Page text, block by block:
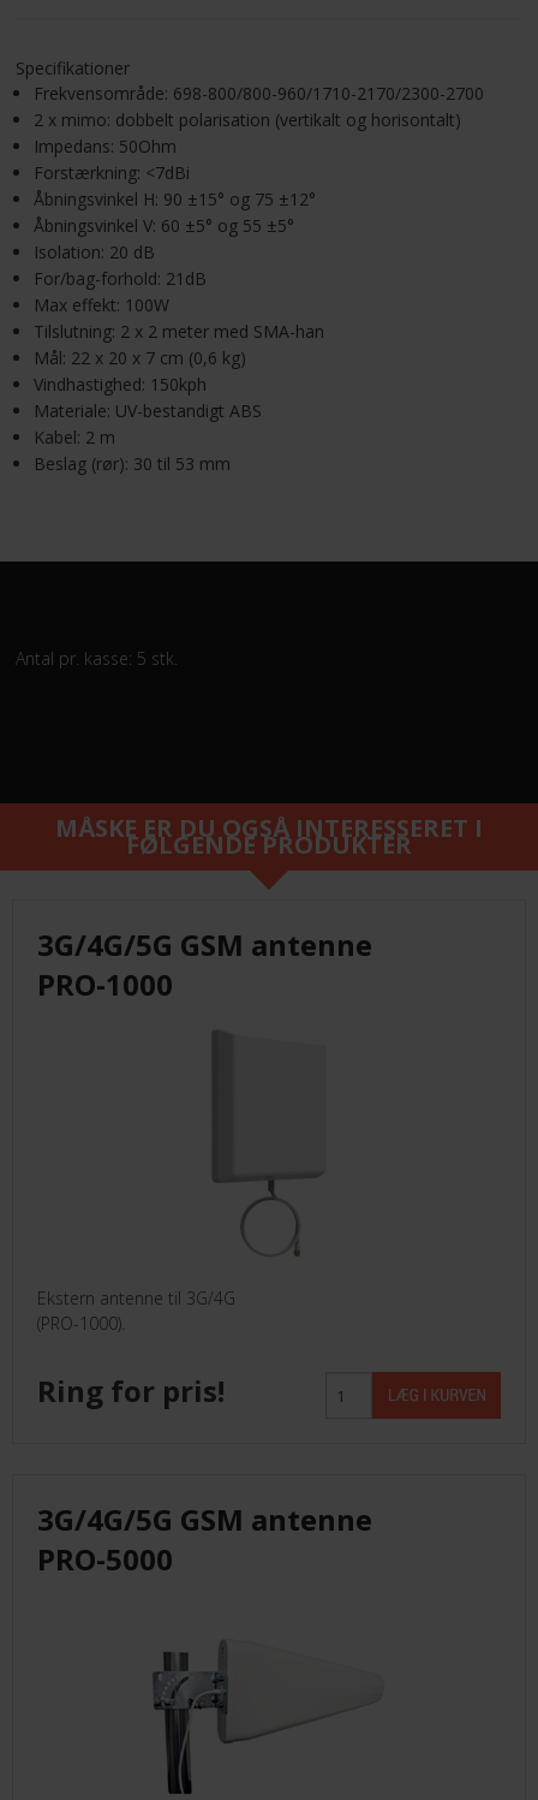
Specifikationer
Frekvensområde: 698-800/800-960/1710-2170/2300-2700
2 x mimo: dobbelt polarisation (vertikalt og horisontalt)
Impedans: 50Ohm
Forstærkning: <7dBi
Åbningsvinkel H: 90 ±15° og 75 ±12°
Åbningsvinkel V: 60 ±5° og 55 ±5°
Isolation: 20 dB
For/bag-forhold: 21dB
Max effekt: 100W
Tilslutning: 2 x 2 meter med SMA-han
Mål: 22 x 20 x 7 cm (0,6 kg)
Vindhastighed: 150kph
Materiale: UV-bestandigt ABS
Kabel: 2 m
Beslag (rør): 30 til 53 mm
Antal pr. kasse: 5 stk.
MÅSKE ER DU OGSÅ INTERESSERET I
FØLGENDE PRODUKTER
3G/4G/5G GSM antenne
PRO-1000
Ekstern antenne til 3G/4G
(PRO-1000).
Ring for pris!
3G/4G/5G GSM antenne
PRO-5000